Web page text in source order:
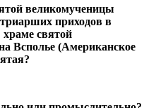
великомученицы
приходов в
святой
Всполье (Американское